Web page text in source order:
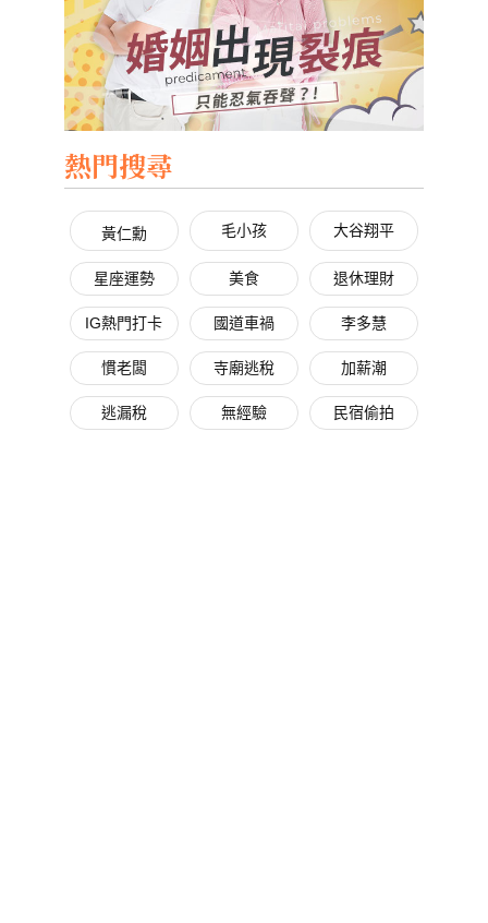
熱門搜尋
黃仁勳 毛小孩 大谷翔平
星座運勢 美食 退休理財
IG熱門打卡 國道車禍 李多慧
慣老闆 寺廟逃稅 加薪潮
逃漏稅 無經驗 民宿偷拍